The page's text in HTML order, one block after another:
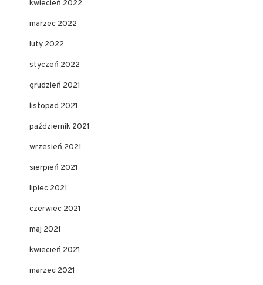
kwiecień 2022
marzec 2022
luty 2022
styczeń 2022
grudzień 2021
listopad 2021
październik 2021
wrzesień 2021
sierpień 2021
lipiec 2021
czerwiec 2021
maj 2021
kwiecień 2021
marzec 2021